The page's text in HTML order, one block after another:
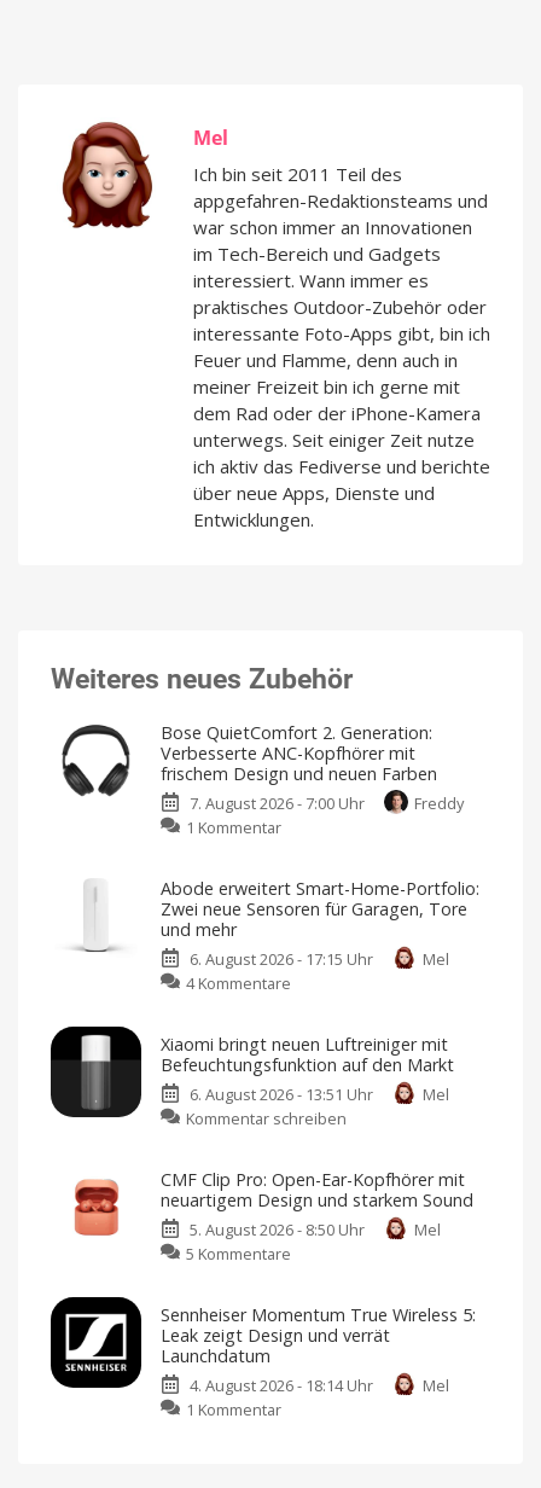
Mel
Ich bin seit 2011 Teil des
appgefahren-Redaktionsteams und
war schon immer an Innovationen
im Tech-Bereich und Gadgets
interessiert. Wann immer es
praktisches Outdoor-Zubehör oder
interessante Foto-Apps gibt, bin ich
Feuer und Flamme, denn auch in
meiner Freizeit bin ich gerne mit
dem Rad oder der iPhone-Kamera
unterwegs. Seit einiger Zeit nutze
ich aktiv das Fediverse und berichte
über neue Apps, Dienste und
Entwicklungen.
Weiteres neues Zubehör
Bose QuietComfort 2. Generation:
Verbesserte ANC-Kopfhörer mit
frischem Design und neuen Farben
7. August 2026 - 7:00 Uhr
Freddy
1 Kommentar
2.
Generation:
ANC-
Kopfhörer
Design
neuen
Farben
Euro
vorbestellen
Abode erweitert Smart-Home-Portfolio:
Zwei neue Sensoren für Garagen, Tore
und mehr
6. August 2026 - 17:15 Uhr
Mel
4 Kommentare
Smart-
Home-
Portfolio:
Zwei
für
Garagen,
Tore
mit
Apple
Home
Xiaomi bringt neuen Luftreiniger mit
Befeuchtungsfunktion auf den Markt
6. August 2026 - 13:51 Uhr
Mel
Kommentar schreiben
neuen
Luftreiniger
mit
Markt
Preis
noch
offen
CMF Clip Pro: Open-Ear-Kopfhörer mit
neuartigem Design und starkem Sound
5. August 2026 - 8:50 Uhr
Mel
5 Kommentare
Pro:
Open-
Kopfhörer
Sennheiser Momentum True Wireless 5:
Leak zeigt Design und verrät
Launchdatum
4. August 2026 - 18:14 Uhr
Mel
1 Kommentar